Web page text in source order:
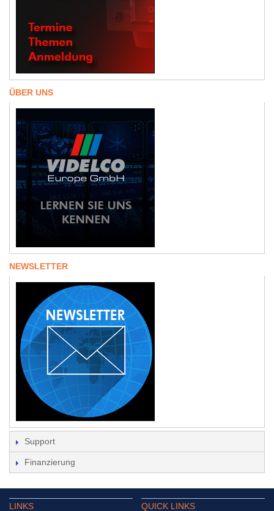
ÜBER UNS
NEWSLETTER
Support
Finanzierung
LINKS QUICK LINKS